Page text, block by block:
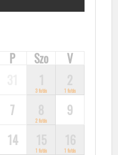
P Szo
V
3 futás 1 futás
7
2 futás
9
14
1 futás 1 futás